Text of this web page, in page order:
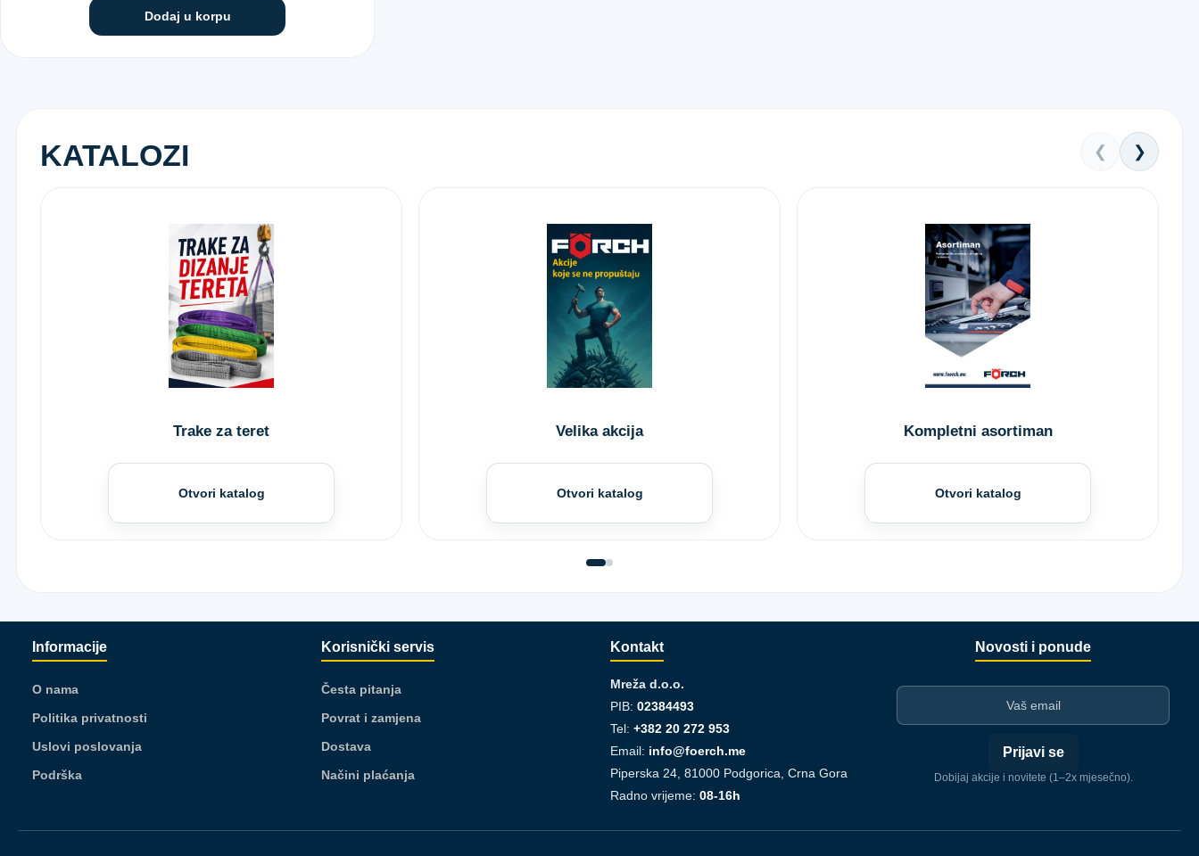
Dodaj u korpu
KATALOZI ❮ ❯
Trake za teret
Otvori katalog
Velika akcija
Otvori katalog
Kompletni asortiman
Otvori katalog
Informacije
O nama
Politika privatnosti
Uslovi poslovanja
Podrška
Korisnički servis
Česta pitanja
Povrat i zamjena
Dostava
Načini plaćanja
Kontakt
Mreža d.o.o.
PIB: 02384493
Tel: +382 20 272 953
Email: info@foerch.me
Piperska 24, 81000 Podgorica, Crna Gora
Radno vrijeme: 08-16h
Novosti i ponude
Prijavi se
Dobijaj akcije i novitete (1–2x mjesečno).